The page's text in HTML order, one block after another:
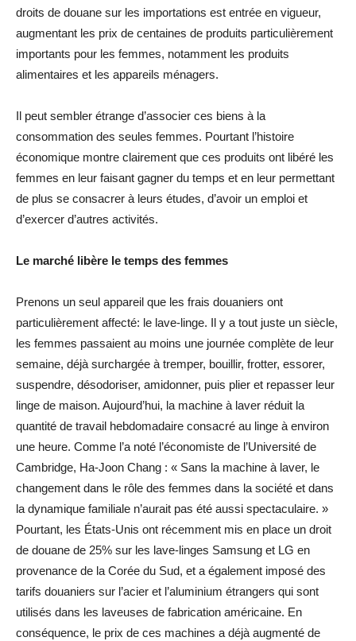
droits de douane sur les importations est entrée en vigueur,
augmentant les prix de centaines de produits particulièrement
importants pour les femmes, notamment les produits
alimentaires et les appareils ménagers.
Il peut sembler étrange d’associer ces biens à la
consommation des seules femmes. Pourtant l’histoire
économique montre clairement que ces produits ont libéré les
femmes en leur faisant gagner du temps et en leur permettant
de plus se consacrer à leurs études, d’avoir un emploi et
d’exercer d’autres activités.
Le marché libère le temps des femmes
Prenons un seul appareil que les frais douaniers ont
particulièrement affecté: le lave-linge. Il y a tout juste un siècle,
les femmes passaient au moins une journée complète de leur
semaine, déjà surchargée à tremper, bouillir, frotter, essorer,
suspendre, désodoriser, amidonner, puis plier et repasser leur
linge de maison. Aujourd’hui, la machine à laver réduit la
quantité de travail hebdomadaire consacré au linge à environ
une heure. Comme l’a noté l’économiste de l’Université de
Cambridge, Ha-Joon Chang : « Sans la machine à laver, le
changement dans le rôle des femmes dans la société et dans
la dynamique familiale n’aurait pas été aussi spectaculaire. »
Pourtant, les États-Unis ont récemment mis en place un droit
de douane de 25% sur les lave-linges Samsung et LG en
provenance de la Corée du Sud, et a également imposé des
tarifs douaniers sur l’acier et l’aluminium étrangers qui sont
utilisés dans les laveuses de fabrication américaine. En
conséquence, le prix de ces machines a déjà augmenté de